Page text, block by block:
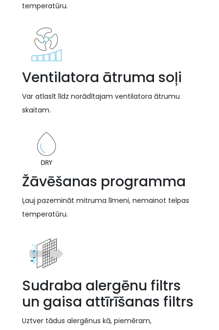
temperatūru.
Ventilatora ātruma soļi
Var atlasīt līdz norādītajam ventilatora ātrumu
skaitam.
Žāvēšanas programma
Ļauj pazemināt mitruma līmeni, nemainot telpas
temperatūru.
Sudraba alergēnu filtrs
un gaisa attīrīšanas filtrs
Uztver tādus alergēnus kā, piemēram,